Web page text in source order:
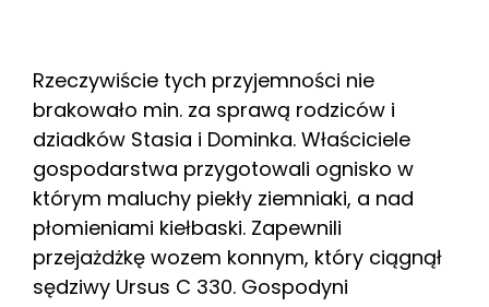
Rzeczywiście tych przyjemności nie
brakowało min. za sprawą rodziców i
dziadków Stasia i Dominka. Właściciele
gospodarstwa przygotowali ognisko w
którym maluchy piekły ziemniaki, a nad
płomieniami kiełbaski. Zapewnili
przejażdżkę wozem konnym, który ciągnął
sędziwy Ursus C 330. Gospodyni